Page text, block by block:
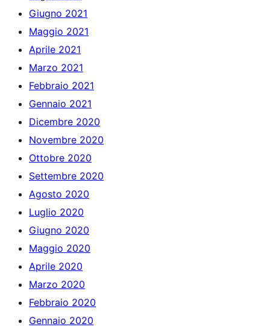
Giugno 2021
Maggio 2021
Aprile 2021
Marzo 2021
Febbraio 2021
Gennaio 2021
Dicembre 2020
Novembre 2020
Ottobre 2020
Settembre 2020
Agosto 2020
Luglio 2020
Giugno 2020
Maggio 2020
Aprile 2020
Marzo 2020
Febbraio 2020
Gennaio 2020